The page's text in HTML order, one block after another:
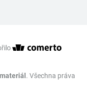
. Všechna práva